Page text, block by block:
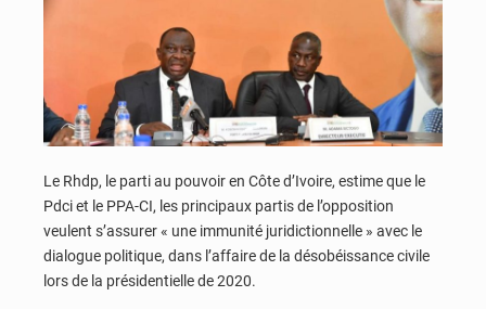
Le Rhdp, le parti au pouvoir en Côte d’Ivoire, estime que le
Pdci et le PPA-CI, les principaux partis de l’opposition
veulent s’assurer « une immunité juridictionnelle » avec le
dialogue politique, dans l’affaire de la désobéissance civile
lors de la présidentielle de 2020.